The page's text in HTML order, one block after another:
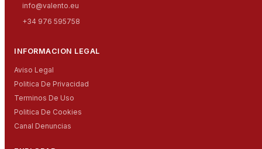
info@valento.eu
+34 976 595758
INFORMACION LEGAL
Aviso Legal
Politica De Privacidad
Terminos De Uso
Politica De Cookies
Canal Denuncias